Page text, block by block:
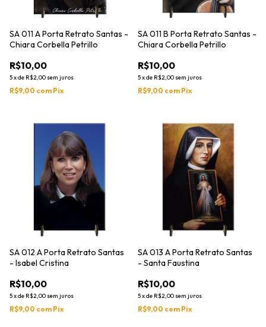
SA 011 A Porta Retrato Santas -
Chiara Corbella Petrillo
R$10,00
5xde R$2,00 sem juros
R$9,00 com Pix
SA 011 B Porta Retrato Santas -
Chiara Corbella Petrillo
R$10,00
5xde R$2,00 sem juros
R$9,00 com Pix
SA 012 A Porta Retrato Santas
- Isabel Cristina
R$10,00
5xde R$2,00 sem juros
R$9,00 com Pix
SA 013 A Porta Retrato Santas
- Santa Faustina
R$10,00
5xde R$2,00 sem juros
R$9,00 com Pix